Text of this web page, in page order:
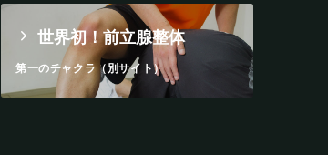
世界初！前立腺整体
第一のチャクラ（別サイト）